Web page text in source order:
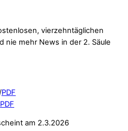
vierzehntäglichen
nie mehr News in der 2. Säule
PDF
PDF
am 2.3.2026